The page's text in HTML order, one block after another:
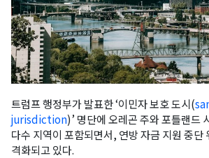
트럼프 행정부가 발표한 ‘이민자 보호 도시(
jurisdiction)’ 명단에 오레곤 주와 포틀랜드
다수 지역이 포함되면서, 연방 자금 지원 중단
격화되고 있다.